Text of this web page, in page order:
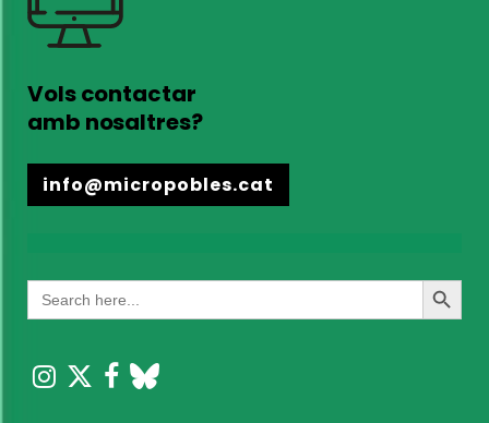
Vols contactar
amb nosaltres?
info@micropobles.cat
Search
for:
Search
Button